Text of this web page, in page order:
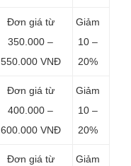
Đơn giá từ
350.000 –
550.000 VNĐ
Giảm
10 –
20%
Đơn giá từ
400.000 –
600.000 VNĐ
Giảm
10 –
20%
Đơn giá từ Giảm